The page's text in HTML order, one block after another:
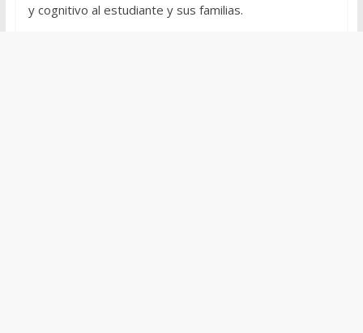
y cognitivo al estudiante y sus familias.